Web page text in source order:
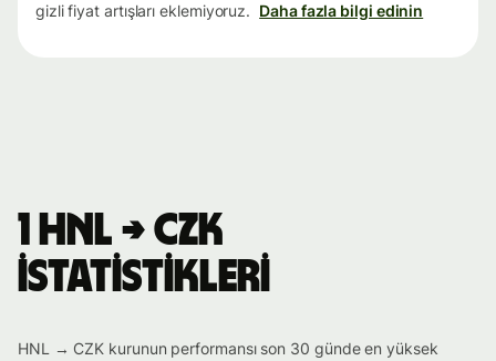
gizli fiyat artışları eklemiyoruz. Daha fazla bilgi edinin
1 HNL → CZK
istatistikleri
HNL → CZK kurunun performansı son 30 günde en yüksek